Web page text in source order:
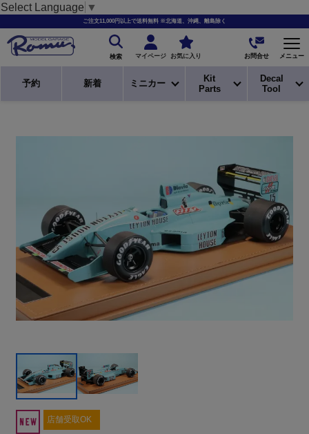
Select Language ▼
ご注文11,000円以上で送料無料 ※北海道、沖縄、離島除く
検索 マイページ お気に入り お問合せ メニュー
予約 新着 ミニカー
Kit
Parts
Decal
Tool
店舗受取OK